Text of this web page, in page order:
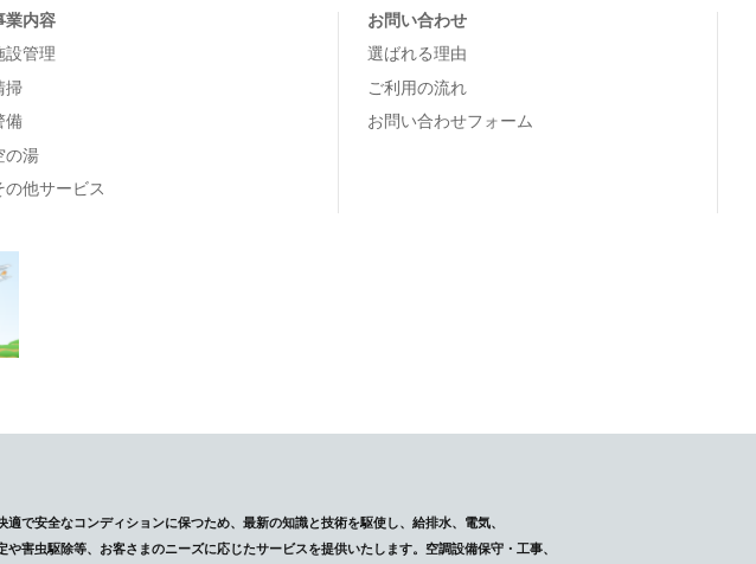
業内容
設管理
掃
備
の湯
の他サービス
お問い合わせ
選ばれる理由
ご利用の流れ
お問い合わせフォーム
で安全なコンディションに保つため、最新の知識と技術を駆使し、給排水、電気、
害虫駆除等、お客さまのニーズに応じたサービスを提供いたします。空調設備保守・工事、